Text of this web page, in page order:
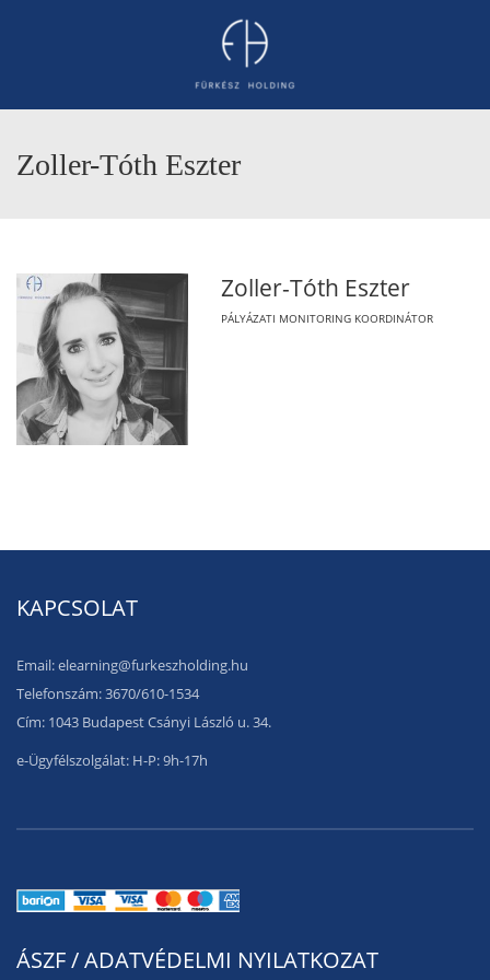
Zoller-Tóth Eszter
Zoller-Tóth Eszter
PÁLYÁZATI MONITORING KOORDINÁTOR
KAPCSOLAT
Email: elearning@furkeszholding.hu
Telefonszám: 3670/610-1534
Cím: 1043 Budapest Csányi László u. 34.
e-Ügyfélszolgálat: H-P: 9h-17h
ÁSZF / ADATVÉDELMI NYILATKOZAT